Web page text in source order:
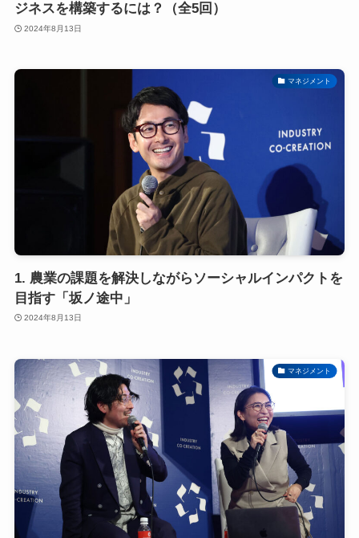
ジネスを構築するには？（全5回）
2024年8月13日
マネジメント
1. 農業の課題を解決しながらソーシャルインパクトを
目指す「坂ノ途中」
2024年8月13日
マネジメント